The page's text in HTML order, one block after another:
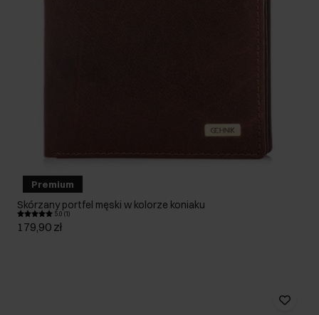
Premium
Skórzany portfel męski w kolorze koniaku
5.0 (1)
179,90 zł